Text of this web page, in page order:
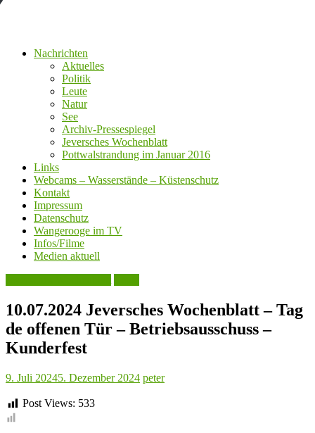
Nachrichten
Aktuelles
Politik
Leute
Natur
See
Archiv-Pressespiegel
Jeversches Wochenblatt
Pottwalstrandung im Januar 2016
Links
Webcams – Wasserstände – Küstenschutz
Kontakt
Impressum
Datenschutz
Wangerooge im TV
Infos/Filme
Medien aktuell
10.07.2024 Jeversches Wochenblatt – Tag
de offenen Tür – Betriebsausschuss –
Kunderfest
9. Juli 20245. Dezember 2024 peter
Post Views: 533